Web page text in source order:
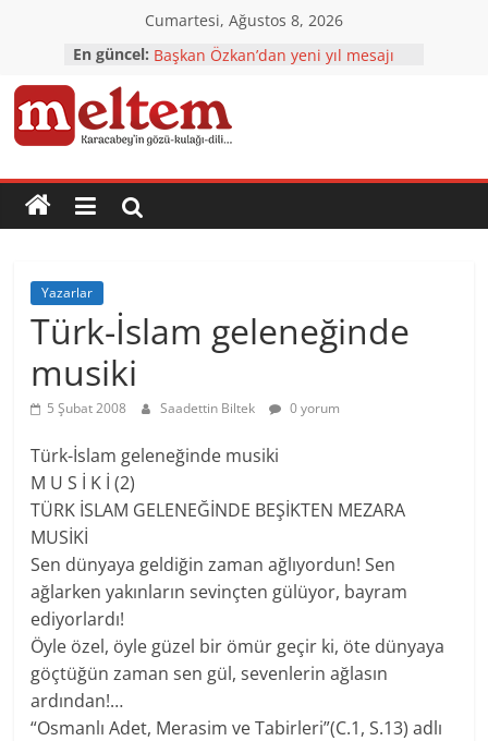
Cumartesi, Ağustos 8, 2026
En güncel:
CHP’den çok özel ziyaretler
Başkan Özkan’dan yeni yıl mesajı
Karacabey’in çehresi yatırımlarla
değişiyor
TÜRKOĞLU: 2023 Ülkemizin
Karacabey
Meltem
Gazetesi
Karacabey'in
gözü,
kulağı,
dili…
Yazarlar
Türk-İslam geleneğinde
musiki
5 Şubat 2008 Saadettin Biltek 0 yorum
Türk-İslam geleneğinde musiki
M U S İ K İ (2)
TÜRK İSLAM GELENEĞİNDE BEŞİKTEN MEZARA
MUSİKİ
Sen dünyaya geldiğin zaman ağlıyordun! Sen
ağlarken yakınların sevinçten gülüyor, bayram
ediyorlardı!
Öyle özel, öyle güzel bir ömür geçir ki, öte dünyaya
göçtüğün zaman sen gül, sevenlerin ağlasın
ardından!…
“Osmanlı Adet, Merasim ve Tabirleri”(C.1, S.13) adlı